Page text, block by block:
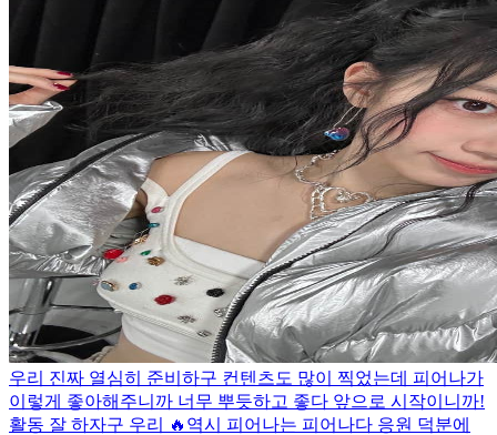
우리 진짜 열심히 준비하구 컨텐츠도 많이 찍었는데 피어나가
이렇게 좋아해주니까 너무 뿌듯하고 좋다 앞으로 시작이니까!
활동 잘 하자구 우리 🔥 역시 피어나는 피어나다 응원 덕분에